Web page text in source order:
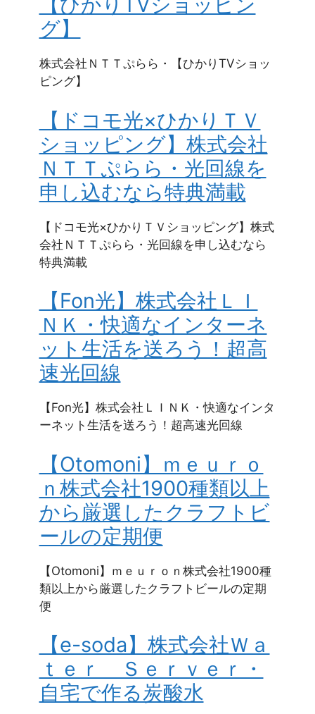
グ】
株式会社ＮＴＴぷらら・【ひかりTVショッ
ピング】
【ドコモ光×ひかりＴＶ
ショッピング】株式会社
ＮＴＴぷらら・光回線を
申し込むなら特典満載
【ドコモ光×ひかりＴＶショッピング】株式
会社ＮＴＴぷらら・光回線を申し込むなら
特典満載
【Fon光】株式会社ＬＩ
ＮＫ・快適なインターネ
ット生活を送ろう！超高
速光回線
【Fon光】株式会社ＬＩＮＫ・快適なインタ
ーネット生活を送ろう！超高速光回線
【Otomoni】ｍｅｕｒｏ
ｎ株式会社1900種類以上
から厳選したクラフトビ
ールの定期便
【Otomoni】ｍｅｕｒｏｎ株式会社1900種
類以上から厳選したクラフトビールの定期
便
【e-soda】株式会社Ｗａ
ｔｅｒ＿Ｓｅｒｖｅｒ・
自宅で作る炭酸水